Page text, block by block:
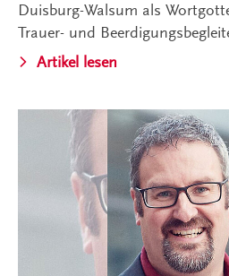
Duisburg-Walsum als
Trauer- und
Artikel lesen